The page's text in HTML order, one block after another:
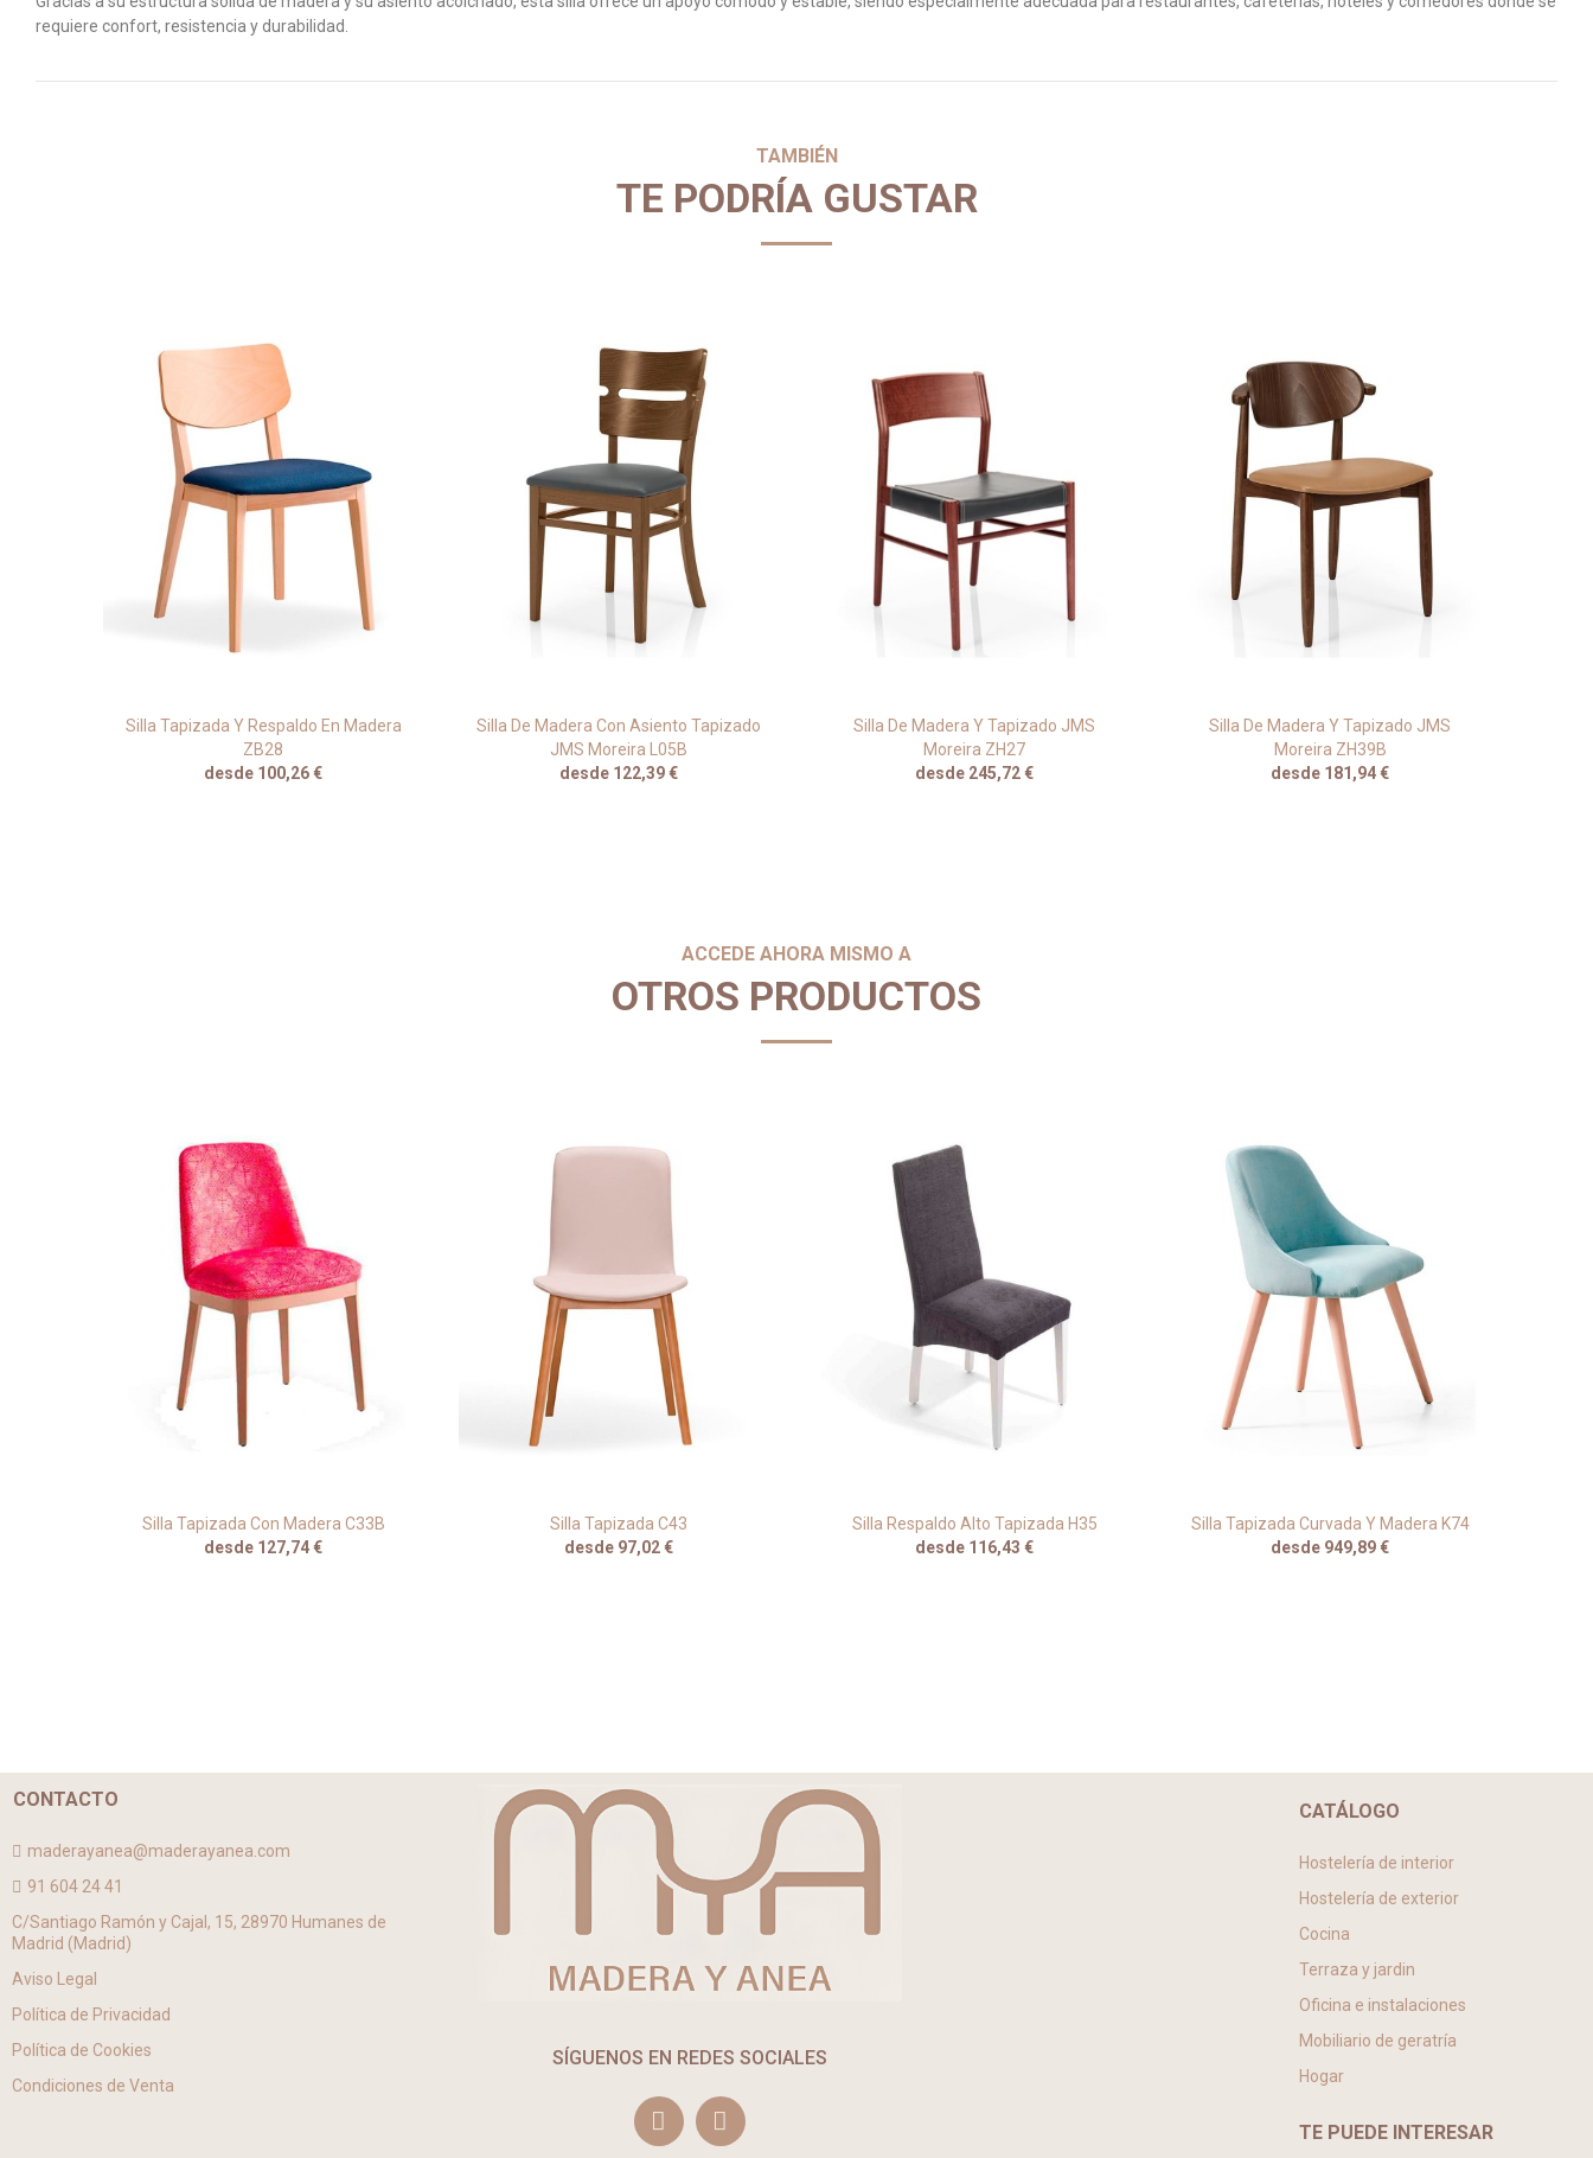
requiere confort, resistencia y durabilidad.
TAMBIÉN
TE PODRÍA GUSTAR
Silla Tapizada Y Respaldo En Madera
ZB28
desde 100,26 €
Silla De Madera Con Asiento Tapizado
JMS Moreira L05B
desde 122,39 €
Silla De Madera Y Tapizado JMS
Moreira ZH27
desde 245,72 €
Silla De Madera Y Tapizado JMS
Moreira ZH39B
desde 181,94 €
ACCEDE AHORA MISMO A
OTROS PRODUCTOS
Silla Tapizada Con Madera C33B
desde 127,74 €
Silla Tapizada C43
desde 97,02 €
Silla Respaldo Alto Tapizada H35
desde 116,43 €
Silla Tapizada Curvada Y Madera K74
desde 949,89 €
CONTACTO
maderayanea@maderayanea.com
91 604 24 41
C/Santiago Ramón y Cajal, 15, 28970 Humanes de
Madrid (Madrid)
Aviso Legal
Política de Privacidad
Política de Cookies
Condiciones de Venta
SÍGUENOS EN REDES SOCIALES
CATÁLOGO
Hostelería de interior
Hostelería de exterior
Cocina
Terraza y jardin
Oficina e instalaciones
Mobiliario de geratría
Hogar
TE PUEDE INTERESAR